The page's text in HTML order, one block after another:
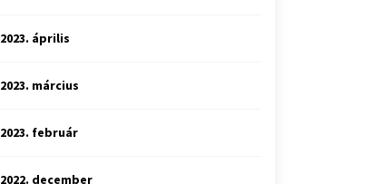
2023. április
2023. március
2023. február
2022. december